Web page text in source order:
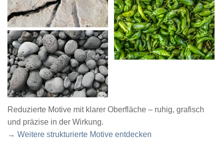
Reduzierte Motive mit klarer Oberfläche – ruhig, grafisch
und präzise in der Wirkung.
→ Weitere strukturierte Motive entdecken